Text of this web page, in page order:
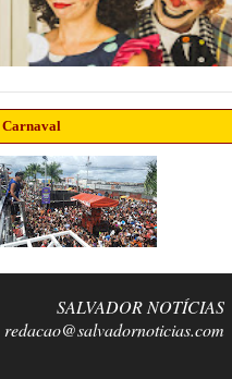
Carnaval
SALVADOR NOTÍCIAS